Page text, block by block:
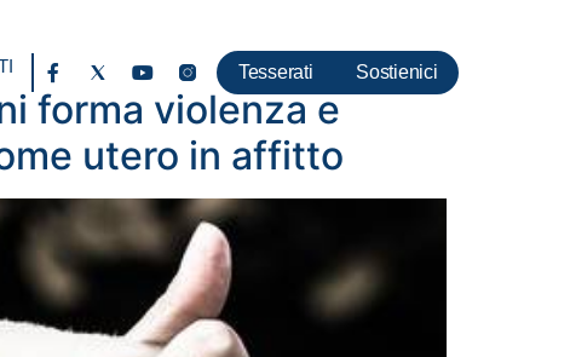
Tesserati Sostienici
forma violenza e
utero in affitto